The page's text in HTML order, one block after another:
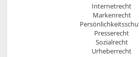
Internetrecht
Markenrecht
Presserecht
Sozialrecht
Urheberrecht